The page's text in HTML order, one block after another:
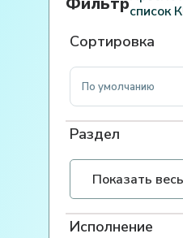
список
Сортировка
Сортировка
Раздел
Исполнение